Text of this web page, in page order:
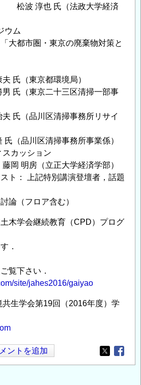
（法政大学経済
ウム
圏・東京の廃棄物対策と
東京都環境局）
京二十三区清掃一部事
川区清掃事務所リサイ
区清掃事務所事業係）
カッション
（立正大学経済学部）
記特別講演登壇者，話題
論（フロア含む）
木学会継続教育（CPD）プログ
．
覧下さい．
site/jahes2016/gaiyao
共生学会第19回（2016年度）学
ントを追加
Opens in